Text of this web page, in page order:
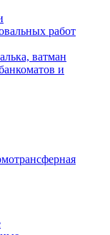
работ
ватман
и